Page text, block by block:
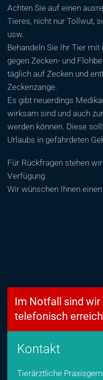
Achten Sie auf einen
Tieres, nicht nur Tollwut,
usw.
Behandeln Sie Ihr Tier
gegen Zecken- und
täglich auf Zecken und
Zeckenzange.
Es gibt neuerdings
wirksam sind und auch
werden können. Diese
Urlaubs in gefährdeten
Für Rückfragen stehen
Verfügung.
Wir wünschen Ihnen
Im Notfall sind wir
telefonisch
Kontakt
Tierärztliche